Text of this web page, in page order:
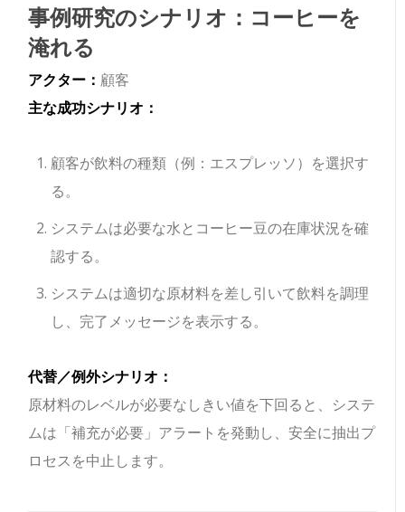
事例研究のシナリオ：コーヒーを
淹れる
アクター： 顧客
主な成功シナリオ：
顧客が飲料の種類（例：エスプレッソ）を選択す
る。
システムは必要な水とコーヒー豆の在庫状況を確
認する。
システムは適切な原材料を差し引いて飲料を調理
し、完了メッセージを表示する。
代替／例外シナリオ：
原材料のレベルが必要なしきい値を下回ると、システ
ムは「補充が必要」アラートを発動し、安全に抽出プ
ロセスを中止します。